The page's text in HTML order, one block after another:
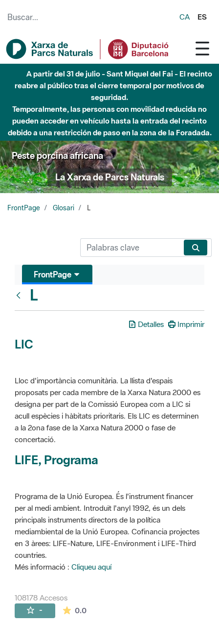
CA ES
A partir del 31 de julio - Sant Miquel del Fai - El recinto
reabre al público tras el cierre temporal por motivos de
seguridad.
Temporalmente, las personas con movilidad reducida no
pueden acceder en vehículo hasta la entrada del recinto
debido a una restricción de paso en la zona de la Foradada.
Peste porcina africana
La Xarxa de Parcs Naturals
FrontPage Glosari L
FrontPage
L
Detalles Imprimir
LIC
Lloc d'importància comunitària. La llista d'espais
proposats per cada membre de la Xarxa Natura 2000 es
designa per part de la Comissió Europea com a LIC si
acull espècies i hàbitats prioritaris. Els LIC es determinen
a la 2ona fase de la Xarxa Natura 2000 o fase de
concertació.
LIFE, Programa
Programa de la Unió Europea. És l'instrument financer
per al medi ambient. Introduït l'anyl 1992, és un dels
principals instruments directors de la política
mediambiental de la Unió Europea. Cofinancia projectes
en 3 àrees: LIFE-Nature, LIFE-Environment i LIFE-Third
countries.
Més informació : Cliqueu aquí
108178 Accesos
- 0.0La valoración media es de 0 estrellas de